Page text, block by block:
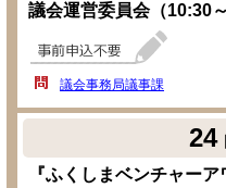
議会運営委員会（10:30～
議会事務局議事課
24
『ふくしまベンチャー